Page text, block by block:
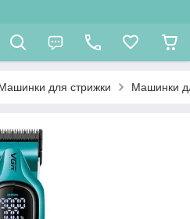
для стрижки Машинки